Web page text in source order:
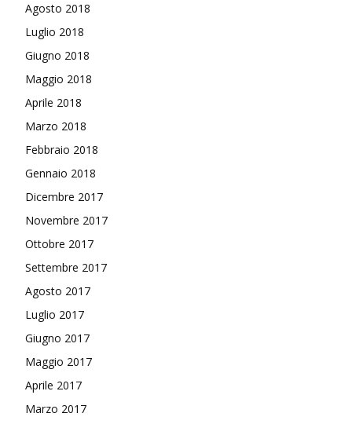
Agosto 2018
Luglio 2018
Giugno 2018
Maggio 2018
Aprile 2018
Marzo 2018
Febbraio 2018
Gennaio 2018
Dicembre 2017
Novembre 2017
Ottobre 2017
Settembre 2017
Agosto 2017
Luglio 2017
Giugno 2017
Maggio 2017
Aprile 2017
Marzo 2017